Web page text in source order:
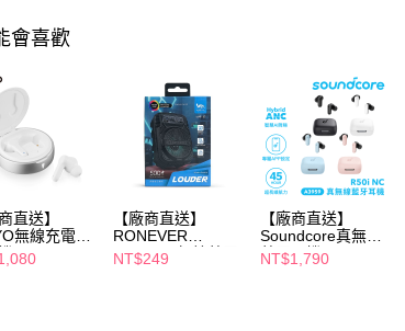
會喜歡
直送】
無線充電藍
【廠商直送】
RONEVER
LOUDER無線藍牙
喇叭
NT$249
【廠商直送】
Soundcore真無線
藍牙耳機-R50iNC
NT$1,790